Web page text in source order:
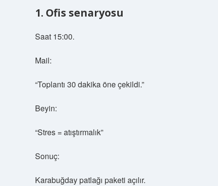
1. Ofis senaryosu
Saat 15:00.
Mail:
“Toplantı 30 dakika öne çekildi.”
Beyin:
“Stres = atıştırmalık”
Sonuç:
Karabuğday patlağı paketi açılır.